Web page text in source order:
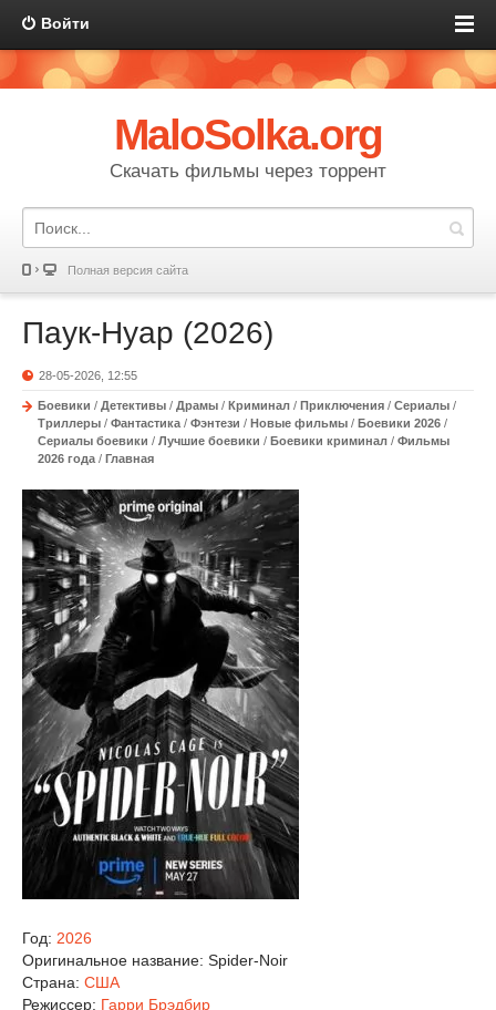
Войти
MaloSolka.org
Скачать фильмы через торрент
Полная версия сайта
Паук-Нуар (2026)
28-05-2026, 12:55
Боевики / Детективы / Драмы / Криминал / Приключения / Сериалы /
Триллеры / Фантастика / Фэнтези / Новые фильмы / Боевики 2026 /
Сериалы боевики / Лучшие боевики / Боевики криминал / Фильмы
2026 года / Главная
Год: 2026
Оригинальное название: Spider-Noir
Страна: США
Режиссер: Гарри Брэдбир